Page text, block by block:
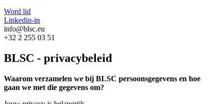
Word lid
Linkedin-in
info@blsc.eu
+32 2 255 03 51
BLSC - privacybeleid
Waarom verzamelen we bij BLSC persoonsgegevens en hoe
gaan we met die gegevens om?